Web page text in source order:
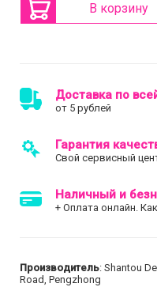
В корзину
Доставка по
от 5 рублей
Гарантия
Свой сервисный
Наличный и
+ Оплата онлайн.
Производитель: Shantou
Road, Pengzhong